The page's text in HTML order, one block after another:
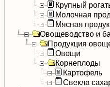
Крупный
Молочная
Мясная
Овощеводство и
Продукция
Овощи
Корнеплоды
Картофель
Свекла